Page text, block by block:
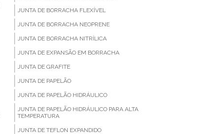
JUNTA DE BORRACHA FLEXÍVEL
JUNTA DE BORRACHA NEOPRENE
JUNTA DE BORRACHA NITRÍLICA
JUNTA DE EXPANSÃO EM BORRACHA
JUNTA DE GRAFITE
JUNTA DE PAPELÃO
JUNTA DE PAPELÃO HIDRÁULICO
JUNTA DE PAPELÃO HIDRÁULICO PARA ALTA
TEMPERATURA
JUNTA DE TEFLON EXPANDIDO